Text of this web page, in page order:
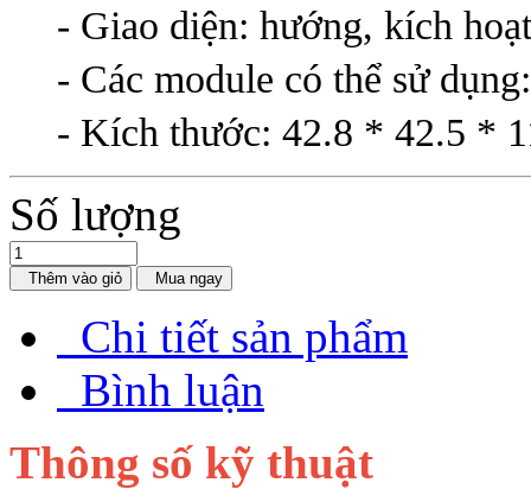
- Giao diện: hướng, kích
- Các module có thể sử
- Kích thước: 42.8 * 42.5 *
Số lượng
Thêm vào giỏ Mua ngay
Chi tiết sản phẩm
Bình luận
Thông số kỹ thuật